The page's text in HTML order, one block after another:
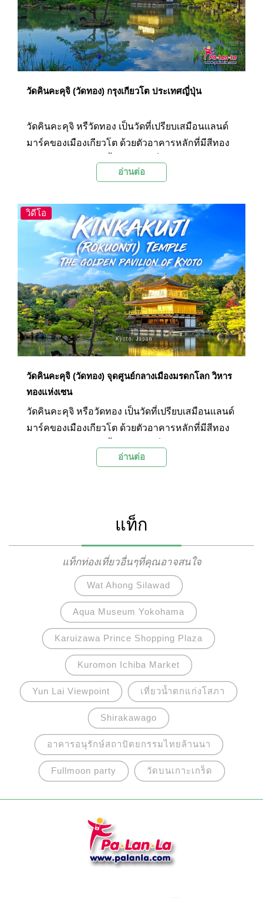
วัดคินคะคุจิ (วัดทอง) กรุงเกียวโต ประเทศญี่ปุ่น
วัดคินคะคุจิ หรืวัดทอง เป็นวัดที่เปรียบเสมือนแลนด์
มาร์คของเมืองเกียวโต ด้วยตัวอาคารหลักที่มีสีทอง
ในเกียวโตที่ได้รับการยกย่องให้เป็นมรดกโลกจาก
อ่านต่อ
วิดีโอ
วัดคินคะคุจิ (วัดทอง) จุดศูนย์กลางเมืองมรดกโลก วิหาร
ทองแห่งเซน
วัดคินคะคุจิ หรือวัดทอง เป็นวัดที่เปรียบเสมือนแลนด์
มาร์คของเมืองเกียวโต ด้วยตัวอาคารหลักที่มีสีทอง
โชกุนอาชิคางะ โยชิมิทสึ ซึ่งมีความประสงค์ใน
เจตนารมณ์นี้ โดยตั้งวัดในนิกายเซนขึ้นมาในชื่อว่า
“วัดคินคะคุจิ” และความสวยงามของวัดแห่งนี้ยังเป็น
แรงบันดาลใจให้หลานชายของโชกุนอาชิคางะ
สร้าง ”วัดเงิน” หรือวัดกินคาคุจิขึ้นมาคู่กัน ความ
งดงามของวัดคินคะคุจิยังได้รับการยกย่องให้เป็น
มรดกโลก 1 ใน 17 สถานที่ในเกียวโตจากองค์กรยู
เนสโกอีกด้วย
อ่านต่อ
แท็ก
แท็กท่องเที่ยวอื่นๆที่คุณอาจสนใจ
Wat Ahong Silawad
Aqua Museum Yokohama
Karuizawa Prince Shopping Plaza
Kuromon Ichiba Market
Yun Lai Viewpoint เที่ยวน้ำตกแก่งโสภา
Shirakawago
อาคารอนุรักษ์สถาปัตยกรรมไทยล้านนา
Fullmoon party วัดบนเกาะเกร็ด